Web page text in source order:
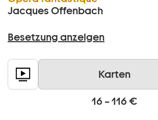
Jacques Offenbach
Besetzung anzeigen
Karten
16 – 116 €